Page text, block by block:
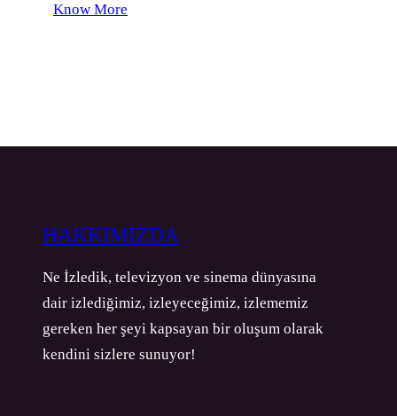
Know More
HAKKIMIZDA
Ne İzledik, televizyon ve sinema dünyasına
dair izlediğimiz, izleyeceğimiz, izlememiz
gereken her şeyi kapsayan bir oluşum olarak
kendini sizlere sunuyor!